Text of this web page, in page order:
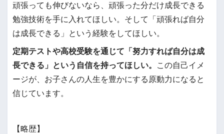
頑張っても伸びないなら、頑張った分だけ成長できる
勉強技術を手に入れてほしい。そして「頑張れば自分
は成長できる」という経験をしてほしい。
定期テストや高校受験を通じて「努力すれば自分は成
長できる」という自信を持ってほしい。
この自己イメ
ージが、お子さんの人生を豊かにする原動力になると
信じています。
【略歴】